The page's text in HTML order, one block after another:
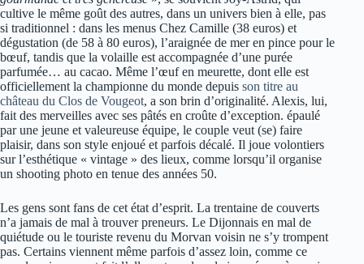
cultive le même goût des autres, dans un univers bien à elle, pas
si traditionnel : dans les menus Chez Camille (38 euros) et
dégustation (de 58 à 80 euros), l’araignée de mer en pince pour le
bœuf, tandis que la volaille est accompagnée d’une purée
parfumée… au cacao. Même l’œuf en meurette, dont elle est
officiellement la championne du monde depuis son titre au
château du Clos de Vougeot, a son brin d’originalité. Alexis, lui,
fait des merveilles avec ses pâtés en croûte d’exception. épaulé
par une jeune et valeureuse équipe, le couple veut (se) faire
plaisir, dans son style enjoué et parfois décalé. Il joue volontiers
sur l’esthétique « vintage » des lieux, comme lorsqu’il organise
un shooting photo en tenue des années 50.
Les gens sont fans de cet état d’esprit. La trentaine de couverts
n’a jamais de mal à trouver preneurs. Le Dijonnais en mal de
quiétude ou le touriste revenu du Morvan voisin ne s’y trompent
pas. Certains viennent même parfois d’assez loin, comme ce